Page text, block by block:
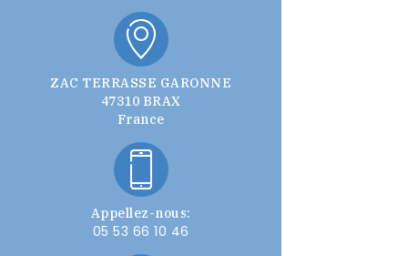
ZAC TERRASSE GARONNE
47310 BRAX
France
Appellez-nous:
05 53 66 10 46